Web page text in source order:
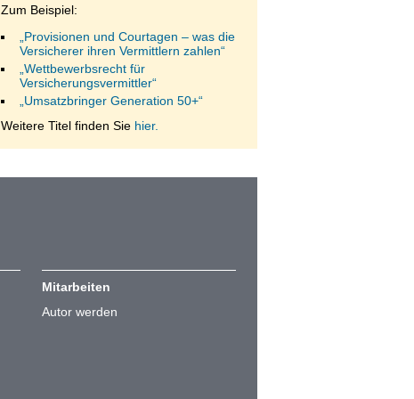
Zum Beispiel:
„Provisionen und Courtagen – was die
Versicherer ihren Vermittlern zahlen“
„Wettbewerbsrecht für
Versicherungsvermittler“
„Umsatzbringer Generation 50+“
Weitere Titel finden Sie hier.
Mitarbeiten
Autor werden